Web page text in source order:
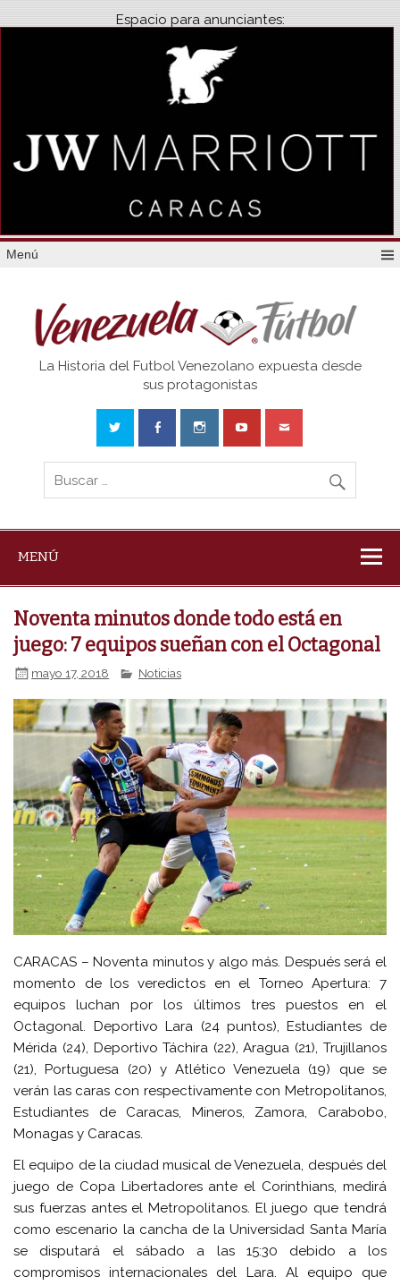
Espacio para anunciantes:
Menú
Venezuela
La Historia del Futbol Venezolano expuesta desde
sus protagonistas
MENÚ
Noventa minutos donde todo está en
juego: 7 equipos sueñan con el Octagonal
mayo 17, 2018 Noticias
CARACAS – Noventa minutos y algo más. Después será el
momento de los veredictos en el Torneo Apertura: 7
equipos luchan por los últimos tres puestos en el
Octagonal. Deportivo Lara (24 puntos), Estudiantes de
Mérida (24), Deportivo Táchira (22), Aragua (21), Trujillanos
(21), Portuguesa (20) y Atlético Venezuela (19) que se
verán las caras con respectivamente con Metropolitanos,
Estudiantes de Caracas, Mineros, Zamora, Carabobo,
Monagas y Caracas.
El equipo de la ciudad musical de Venezuela, después del
juego de Copa Libertadores ante el Corinthians, medirá
sus fuerzas antes el Metropolitanos. El juego que tendrá
como escenario la cancha de la Universidad Santa María
se disputará el sábado a las 15:30 debido a los
compromisos internacionales del Lara. Al equipo que